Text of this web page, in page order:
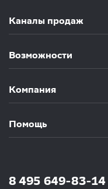
Каналы продаж
Возможности
Компания
Помощь
8 495 649-83-14